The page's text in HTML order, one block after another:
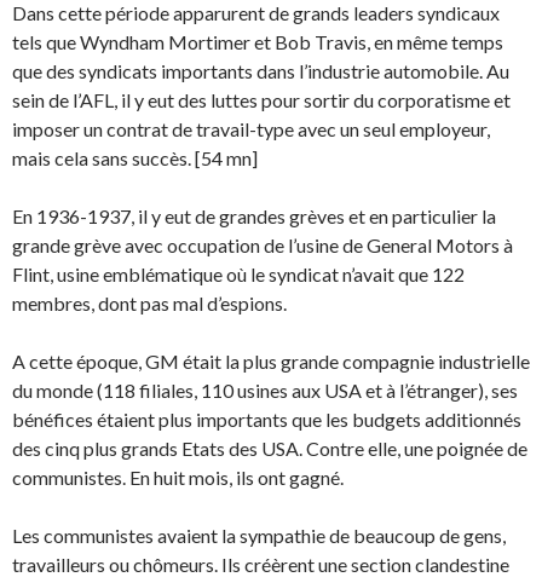
Dans cette période apparurent de grands leaders syndicaux
tels que Wyndham Mortimer et Bob Travis, en même temps
que des syndicats impor­tants dans l’industrie automobile. Au
sein de l’AFL, il y eut des luttes pour sortir du corporatisme et
imposer un contrat de travail-type avec un seul employeur,
mais cela sans succès. [54 mn]
En 1936-1937, il y eut de grandes grèves et en particulier la
grande grève avec occupation de l’usine de General Motors à
Flint, usine emblématique où le syndicat n’avait que 122
membres, dont pas mal d’espions.
A cette époque, GM était la plus grande compagnie industrielle
du monde (118 filiales, 110 usi­nes aux USA et à l’étranger), ses
bénéfices étaient plus importants que les budgets additionnés
des cinq plus grands Etats des USA. Contre elle, une poignée de
communistes. En huit mois, ils ont gagné.
Les communistes avaient la sympathie de beaucoup de gens,
travailleurs ou chômeurs. Ils cré­èrent une section clandestine